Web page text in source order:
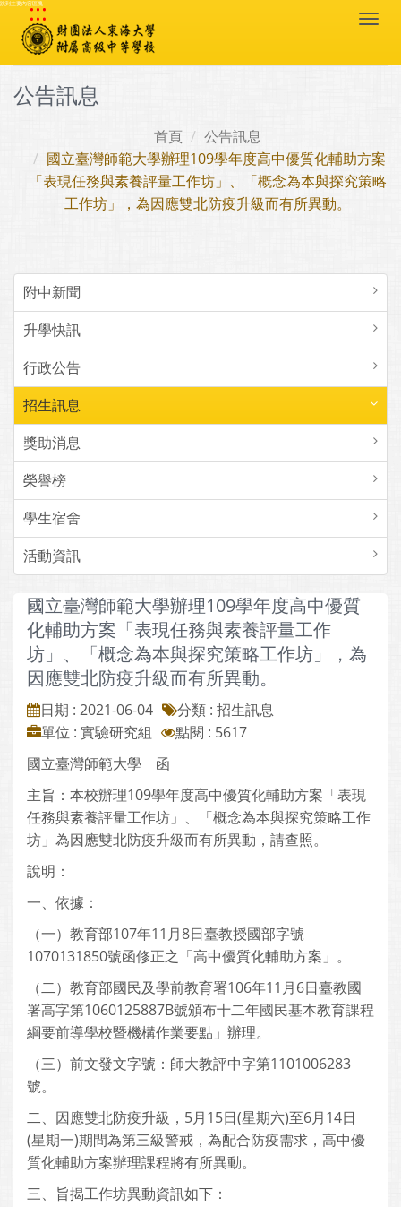
跳到主要內容區塊
:::
公告訊息
首頁
公告訊息
國立臺灣師範大學辦理109學年度高中優質化輔助方案
「表現任務與素養評量工作坊」、「概念為本與探究策略
工作坊」，為因應雙北防疫升級而有所異動。
附中新聞
升學快訊
行政公告
招生訊息
獎助消息
榮譽榜
學生宿舍
活動資訊
國立臺灣師範大學辦理109學年度高中優質
化輔助方案「表現任務與素養評量工作
坊」、「概念為本與探究策略工作坊」，為
因應雙北防疫升級而有所異動。
日期 : 2021-06-04
分類 : 招生訊息
單位 : 實驗研究組
點閱 : 5617
國立臺灣師範大學 函
主旨：本校辦理109學年度高中優質化輔助方案「表現
任務與素養評量工作坊」、「概念為本與探究策略工作
坊」為因應雙北防疫升級而有所異動，請查照。
說明：
一、依據：
（一）教育部107年11月8日臺教授國部字號
1070131850號函修正之「高中優質化輔助方案」。
（二）教育部國民及學前教育署106年11月6日臺教國
署高字第1060125887B號頒布十二年國民基本教育課程
綱要前導學校暨機構作業要點」辦理。
（三）前文發文字號：師大教評中字第1101006283
號。
二、因應雙北防疫升級，5月15日(星期六)至6月14日
(星期一)期間為第三級警戒，為配合防疫需求，高中優
質化輔助方案辦理課程將有所異動。
三、旨揭工作坊異動資訊如下：